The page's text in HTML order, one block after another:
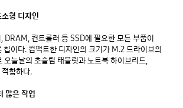
형 디자인
DRAM, 컨트롤러 등 SSD에 필요한 모든 부품이
칩이다. 컴팩트한 디자인의 크기가 M.2 드라이브의
오늘날의 초슬림 태블릿과 노트북 하이브리드,
합하다.
많은 작업